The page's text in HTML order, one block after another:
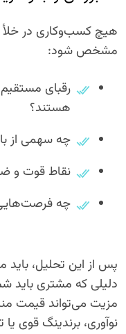
هیچ کسب‌وکاری در خلأ
مشخص شود:
رقبای
هستند؟
چه سهمی از
نقاط قوت و
چه
پس از این تحلیل،
دلیلی که مشتری باید
مزیت می‌تواند قیمت
نوآوری، برندینگ قوی